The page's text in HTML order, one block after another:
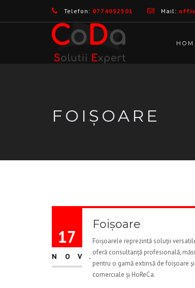
Telefon: 0774092501 Mail:
FOIȘOARE
17
NOV.
Foișoare
Foișoarele reprezintă soluții
oferă consultanță profesională,
pentru o gamă extinsă de foișoare
comerciale și HoReCa.